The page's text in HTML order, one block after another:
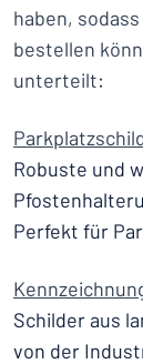
haben,
bestellen
unterteilt:
Robuste und
Perfekt für
Schilder aus
von der